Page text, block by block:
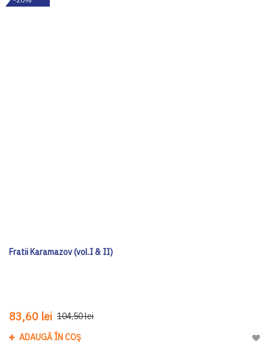
Fratii Karamazov (vol.I & II)
83,60 lei 104,50 lei
ADAUGĂ ÎN COȘ